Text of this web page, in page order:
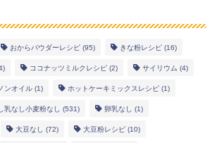
おからパウダーレシピ (95) きな粉レシピ (16)
ココナッツミルクレシピ (2) サイリウム (4)
ノンオイル (1) ホットケーキミックスレシピ (1)
乳なし小麦粉なし (531) 卵乳なし (1)
大豆なし (72) 大豆粉レシピ (10)
幼児食レシピ
米粉レシピ